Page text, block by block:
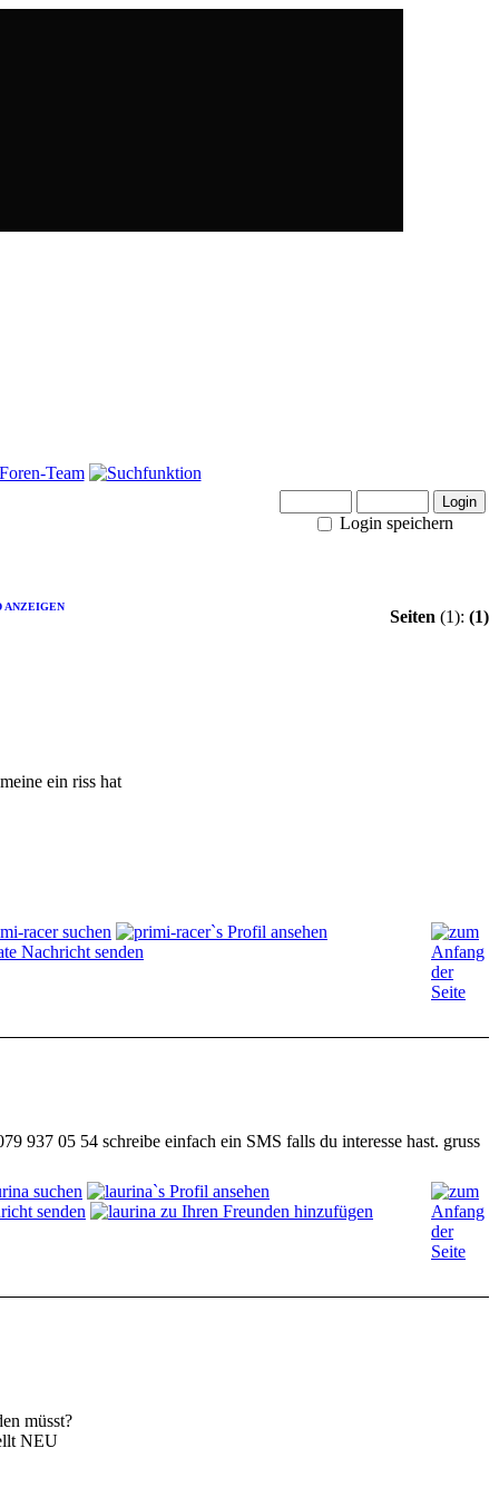
Login speichern
ANZEIGEN
Seiten (1): (1)
ein riss hat
937 05 54 schreibe einfach ein SMS falls du interesse hast. gruss
müsst?
NEU